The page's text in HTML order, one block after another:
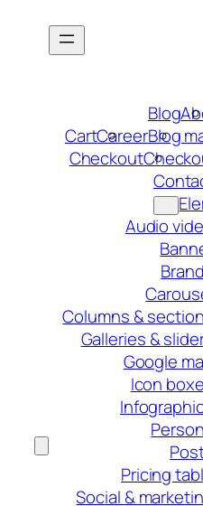
Blog
Blog
Career
Cart
Checkout
Audio
Columns &
Galleries &
Google
Icon
Pricing
Social &